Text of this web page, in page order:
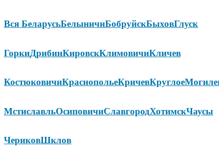
Вся БеларусьБелыничиБобруйскБыховГлуск
ГоркиДрибинКировскКлимовичиКличев
КостюковичиКраснопольеКричевКруглое
МстиславльОсиповичиСлавгородХотимскЧаусы
ЧериковШклов